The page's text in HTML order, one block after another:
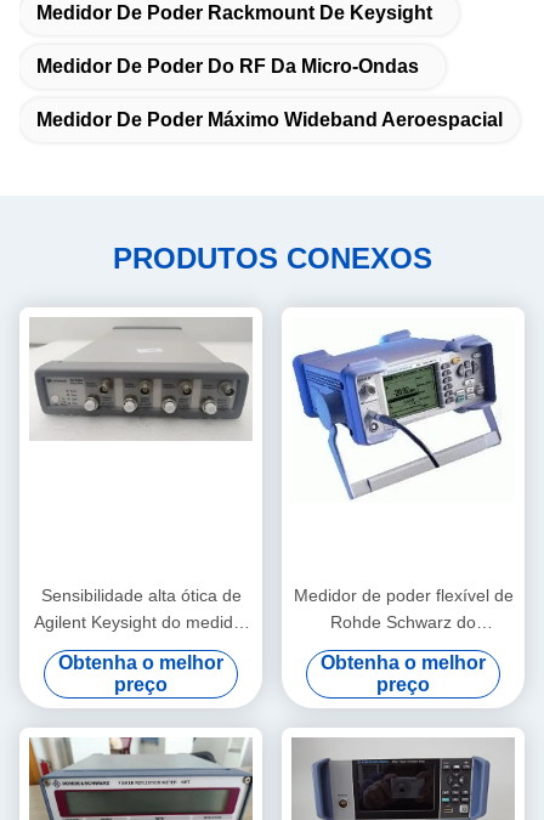
Medidor De Poder Rackmount De Keysight
Medidor De Poder Do RF Da Micro-Ondas
Medidor De Poder Máximo Wideband Aeroespacial
PRODUTOS CONEXOS
Sensibilidade alta ótica de
Agilent Keysight do medidor
de poder de N7748A HP RF
Obtenha o melhor
preço
Medidor de poder flexível de
Rohde Schwarz do
monocanal, medidor de
poder multifuncional de NRP
Obtenha o melhor
preço